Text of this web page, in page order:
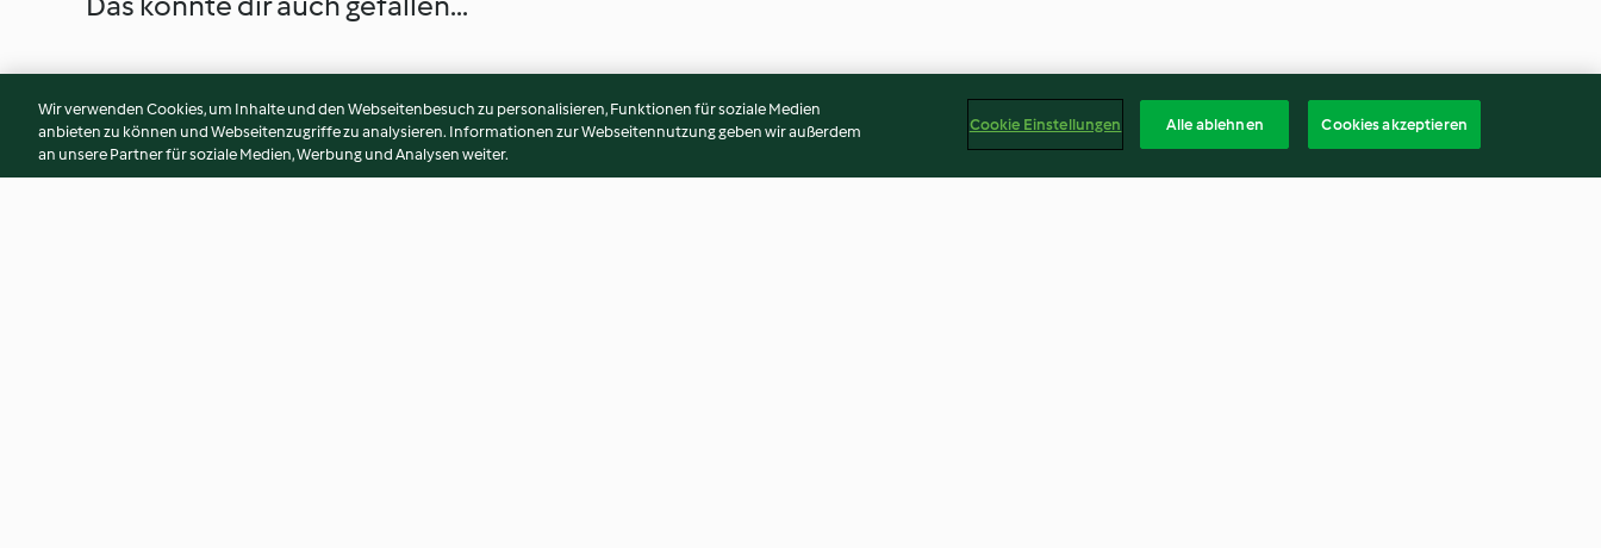
Wir verwenden Cookies, um Inhalte und den Webseitenbesuch zu personalisieren, Funktionen für soziale Medien
anbieten zu können und Webseitenzugriffe zu analysieren. Informationen zur Webseitennutzung geben wir außerdem
an unsere Partner für soziale Medien, Werbung und Analysen weiter.
Cookie Einstellungen Alle ablehnen Cookies akzeptieren